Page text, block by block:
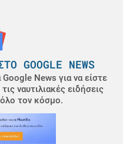
GOOGLE NEWS
News για να είστε
ναυτιλιακές ειδήσεις
τον κόσμο.